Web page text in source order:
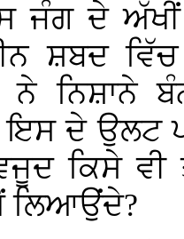
ਜੰਗ ਦੇ
ਸ਼ਬਦ
ਨੇ ਨਿਸ਼ਾਨੇ
ਦੇ ਉਲਟ
ਕਿਸੇ ਵੀ
ਲਿਆਉਂਦੇ?